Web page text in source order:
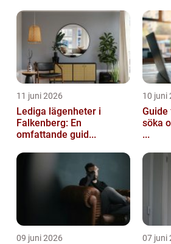
11 juni 2026
Lediga lägenheter i
Falkenberg: En
omfattande guid...
10 juni
söka
...
09 juni 2026 07 juni